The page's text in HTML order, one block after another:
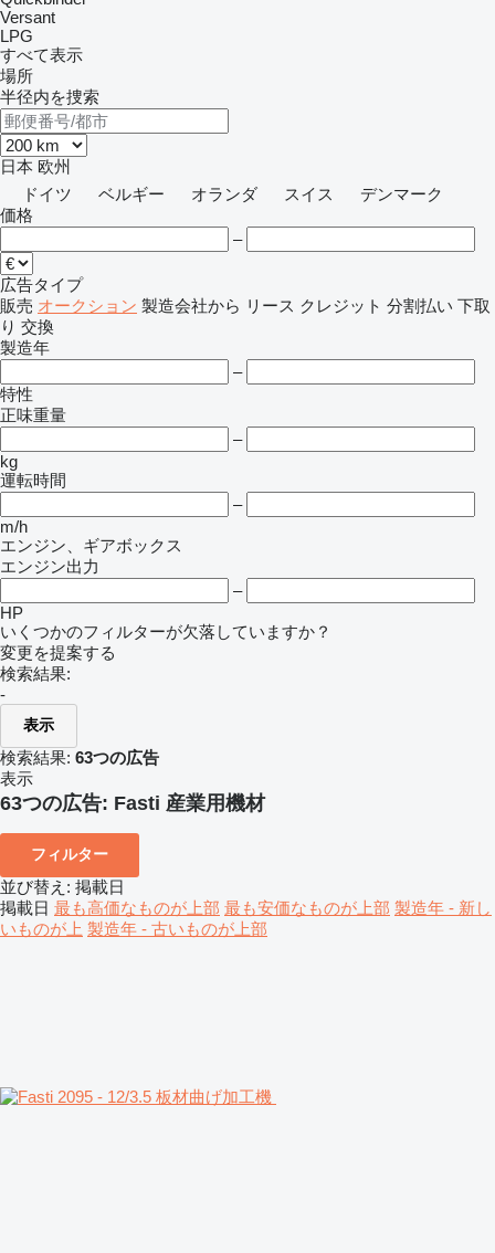
Versant
LPG
すべて表示
場所
半径内を捜索
日本 欧州
ドイツ
ベルギー オランダ スイス
デンマーク
価格
–
広告タイプ
販売 オークション 製造会社から リース クレジット 分割払い 下取
り 交換
製造年
–
特性
正味重量
–
kg
運転時間
–
m/h
エンジン、ギアボックス
エンジン出力
–
HP
いくつかのフィルターが欠落していますか？
変更を提案する
検索結果:
-
表示
検索結果: 63つの広告
表示
63つの広告: Fasti 産業用機材
フィルター
並び替え : 掲載日
掲載日 最も高価なものが上部 最も安価なものが上部 製造年 - 新し
いものが上 製造年 - 古いものが上部